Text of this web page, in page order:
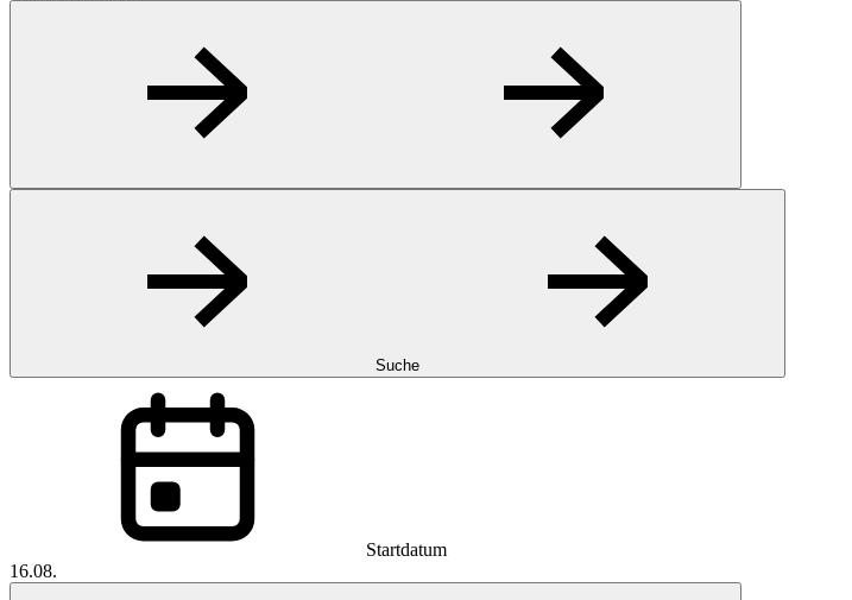
Suche
Startdatum
16.08.